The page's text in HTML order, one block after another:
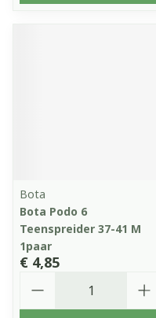
Bota
Bota Podo 6
Teenspreider 37-41 M
1paar
€ 4,85